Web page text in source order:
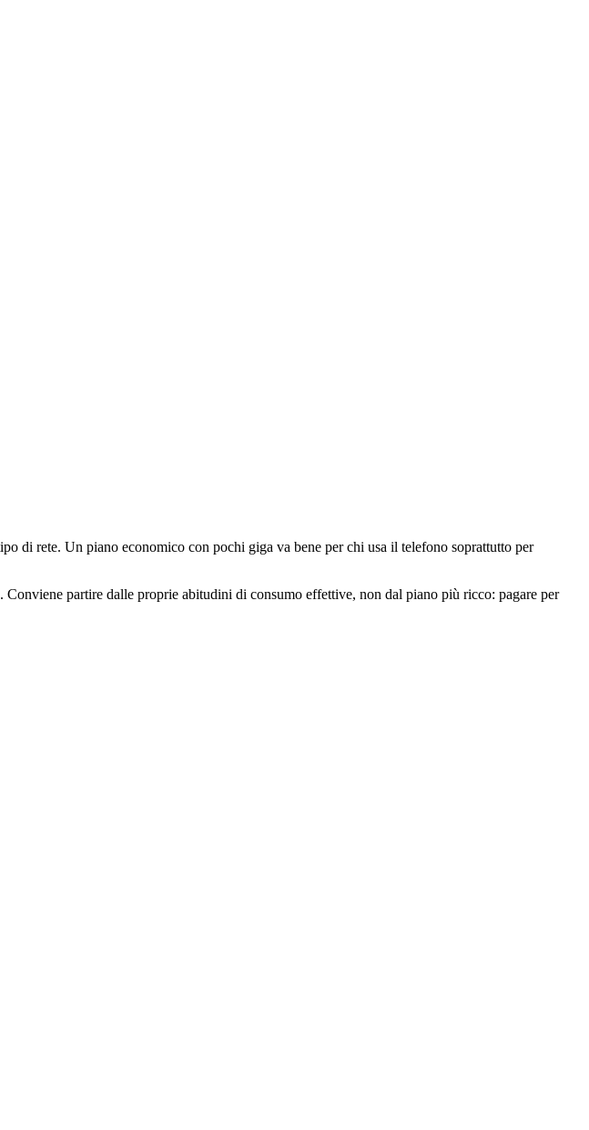
di rete. Un piano economico con pochi giga va bene per chi usa il telefono soprattutto per
partire dalle proprie abitudini di consumo effettive, non dal piano più ricco: pagare per